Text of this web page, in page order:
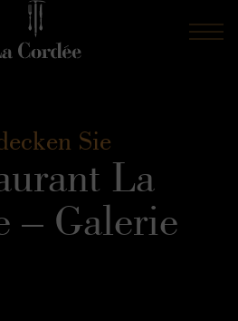
Sie
La
– Galerie